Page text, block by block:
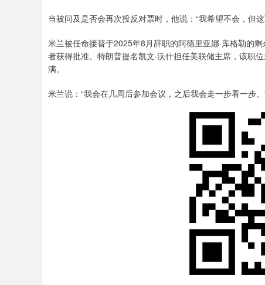
当被问及是否会再次投反对票时，他说：“我希望不会，但
米兰被任命接替于2025年8月辞职的阿德里亚娜·库格勒的
者获得批准。特朗普提名凯文·沃什担任美联储主席，该职
满。
米兰说：“我会在几周后参加会议，之后我会走一步看一步。